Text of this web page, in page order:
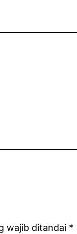
wajib ditandai *